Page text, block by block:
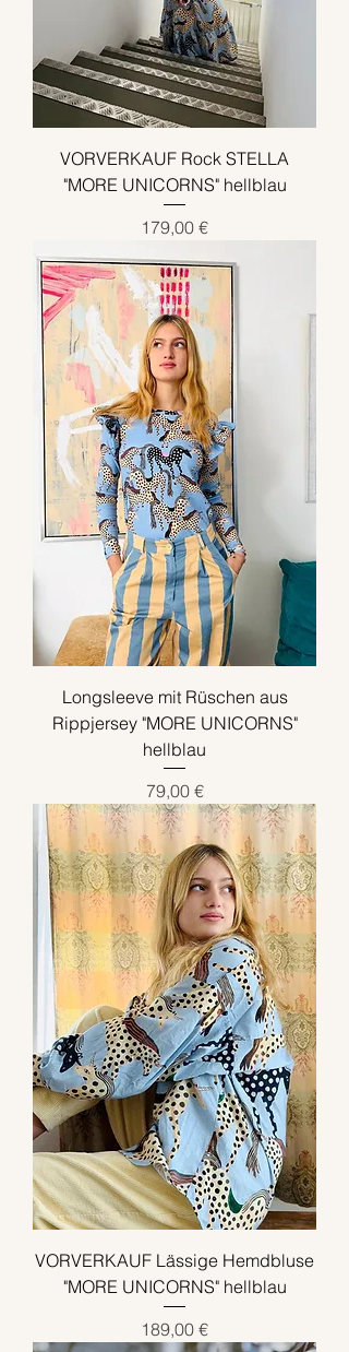
VORVERKAUF Rock STELLA
"MORE UNICORNS" hellblau
Preis
179,00 €
Longsleeve mit Rüschen aus
Rippjersey "MORE UNICORNS"
hellblau
Preis
79,00 €
VORVERKAUF Lässige Hemdbluse
"MORE UNICORNS" hellblau
Preis
189,00 €